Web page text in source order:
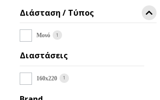
Διάσταση / Τύπος
Μονό 1
Διαστάσεις
160x220 1